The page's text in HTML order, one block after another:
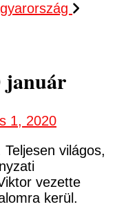
január
1, 2020
világos,
vezette
kerül.